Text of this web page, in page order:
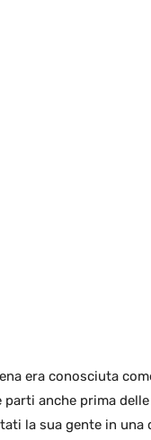
era conosciuta
parti anche prima
la sua gente in una